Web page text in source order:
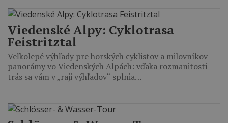
Viedenské Alpy: Cyklotrasa
Feistritztal
Veľkolepé výhľady pre horských cyklistov a milovníkov
panorámy vo Viedenských Alpách: vďaka rozmanitosti
trás sa vám v „raji výhľadov“ splnia…